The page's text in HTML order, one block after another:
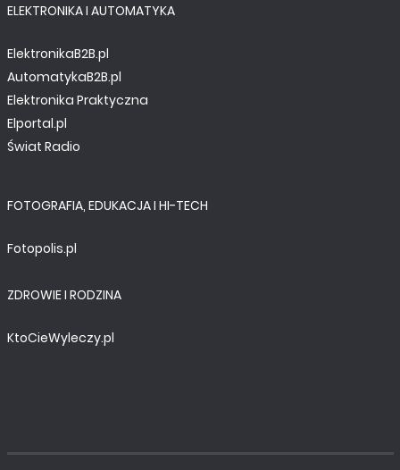
ELEKTRONIKA I AUTOMATYKA
ElektronikaB2B.pl
AutomatykaB2B.pl
Elektronika Praktyczna
Elportal.pl
Świat Radio
FOTOGRAFIA, EDUKACJA I HI-TECH
Fotopolis.pl
ZDROWIE I RODZINA
KtoCieWyleczy.pl